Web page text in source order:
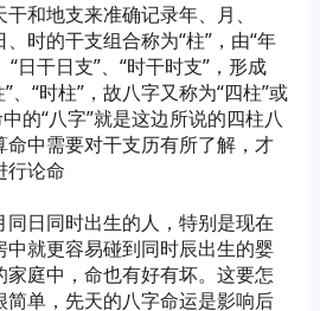
和地支来准确记录年、月、
时的干支组合称为“柱”，由“年
“日干日支”、“时干时支”，形成
”、“时柱”，故八字又称为“四柱”或
的“八字”就是这边所说的四柱八
中需要对干支历有所了解，才
行论命
日同时出生的人，特别是现在
就更容易碰到同时辰出生的婴
家庭中，命也有好有坏。这要怎
单，先天的八字命运是影响后